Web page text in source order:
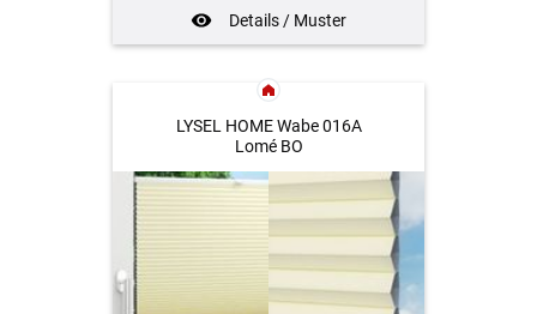
Details / Muster
LYSEL HOME Wabe 016A
Lomé BO